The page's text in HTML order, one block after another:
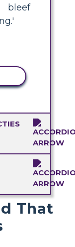
bleef
That